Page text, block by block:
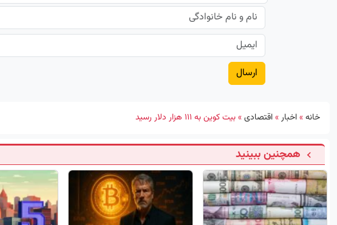
خانه»اخبار»اقتصادی»بیت کوین به ۱۱۱ هزار دلار رسید
همچنین ببینید